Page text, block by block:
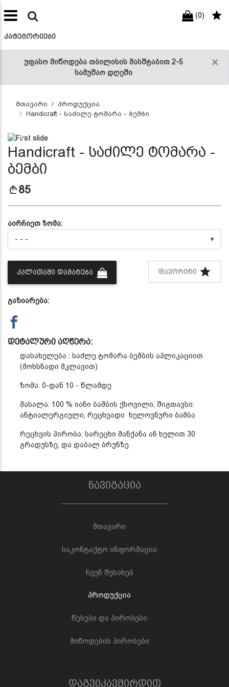
×
უფასო მიწოდება თბილისის მასშტაბით 2-5
სამუშაო დღეში
(0)
ᲙᲐᲢᲔᲒᲝᲠᲘᲔᲑᲘ
მთავარი
პროდუქცია
Handicraft - საძილე ტომარა - ბემბი
Previous
Handicraft - საძილე ტომარა -
ბემბი
85
აირჩიეთ ზომა:
▼
ᲙᲐᲚᲐᲗᲐᲨᲘ ᲓᲐᲛᲐᲢᲔᲑᲐ ᲤᲐᲕᲝᲠᲘᲢᲘ
გაზიარება:
დეტალური აღწერა:
დასახელება : საძლე ტომარა ბემბის აპლიკაციით
(მოხსნადი მკლავით)
ზომა: 0-დან 10 - წლამდე
მასალა: 100 % იანი ბამბის ქსოვილი, შიგთავსი:
ანტიალერგიული, რეცხვადი ხელოვნური ბამბა
რეცხვის პირობა: სარეცხი მანქანა ან ხელით 30
გრადუსზე, და დაბალ ბრუნზე
ნავიგაცია
მთავარი
საკონტაქტო ინფორმაცია
ჩვენ შესახებ
პროდუქცია
წესები და პირობები
მიწოდების პირობები
დაგვიკავშირდით